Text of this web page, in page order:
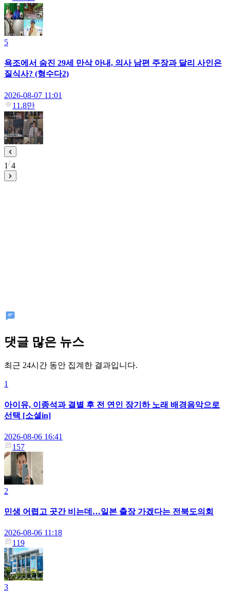
5
욕조에서 숨진 29세 만삭 아내, 의사 남편 주장과 달리 사인은
질식사? (형수다2)
2026-08-07 11:01
11.8만
1 4
댓글 많은 뉴스
최근 24시간 동안 집계한 결과입니다.
1
아이유, 이종석과 결별 후 전 연인 장기하 노래 배경음악으로
선택 [소셜in]
2026-08-06 16:41
157
2
민생 어렵고 곳간 비는데…일본 출장 가겠다는 전북도의회
2026-08-06 11:18
119
3